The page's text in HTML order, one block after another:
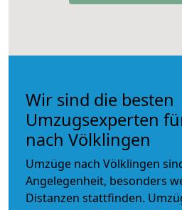
Wir sind die besten
Umzugsexperten
nach Völklingen
Umzüge nach Völklingen
Angelegenheit, besonders
Distanzen stattfinden.